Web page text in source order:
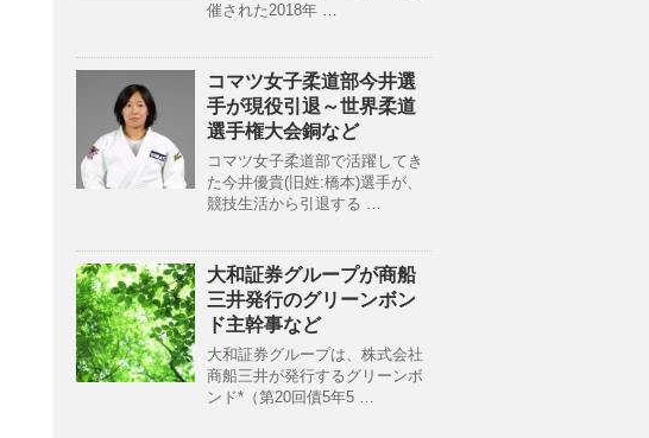
催された2018年 …
コマツ女子柔道部今井選
手が現役引退～世界柔道
選手権大会銅など
コマツ女子柔道部で活躍してき
た今井優貴(旧姓:橋本)選手が、
競技生活から引退する …
大和証券グループが商船
三井発行のグリーンボン
ド主幹事など
大和証券グループは、株式会社
商船三井が発行するグリーンボ
ンド*（第20回債5年5 …